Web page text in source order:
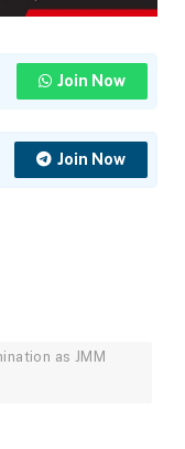
Join Now
Join Now
as JMM